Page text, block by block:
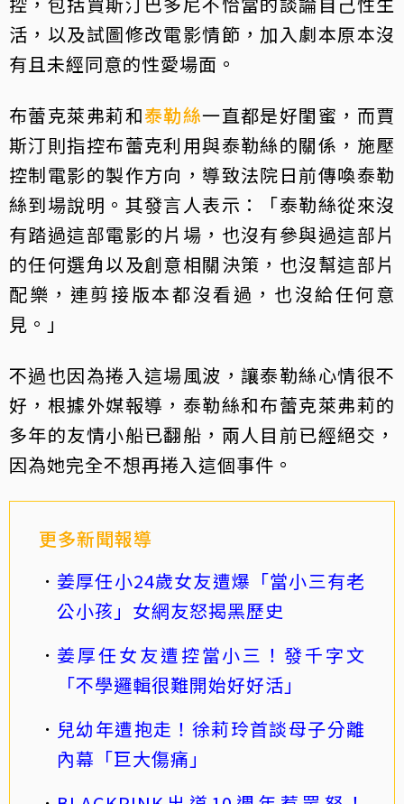
活，以及試圖修改電影情節，加入劇本原本沒
有且未經同意的性愛場面。
布蕾克萊弗莉和泰勒絲一直都是好閨蜜，而賈
斯汀則指控布蕾克利用與泰勒絲的關係，施壓
控制電影的製作方向，導致法院日前傳喚泰勒
絲到場說明。其發言人表示：「泰勒絲從來沒
有踏過這部電影的片場，也沒有參與過這部片
的任何選角以及創意相關決策，也沒幫這部片
配樂，連剪接版本都沒看過，也沒給任何意
見。」
不過也因為捲入這場風波，讓泰勒絲心情很不
好，根據外媒報導，泰勒絲和布蕾克萊弗莉的
多年的友情小船已翻船，兩人目前已經絕交，
因為她完全不想再捲入這個事件。
更多新聞報導
姜厚任小24歲女友遭爆「當小三有老
公小孩」女網友怒揭黑歷史
姜厚任女友遭控當小三！發千字文
「不學邏輯很難開始好好活」
兒幼年遭抱走！徐莉玲首談母子分離
內幕「巨大傷痛」